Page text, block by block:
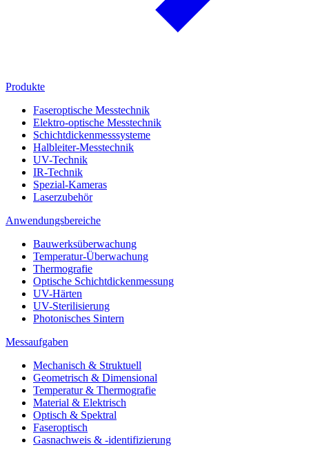
Produkte
Faseroptische Messtechnik
Elektro-optische Messtechnik
Schichtdickenmesssysteme
Halbleiter-Messtechnik
UV-Technik
IR-Technik
Spezial-Kameras
Laserzubehör
Anwendungsbereiche
Bauwerksüberwachung
Temperatur-Überwachung
Thermografie
Optische Schichtdickenmessung
UV-Härten
UV-Sterilisierung
Photonisches Sintern
Messaufgaben
Mechanisch & Struktuell
Geometrisch & Dimensional
Temperatur & Thermografie
Material & Elektrisch
Optisch & Spektral
Faseroptisch
Gasnachweis & -identifizierung